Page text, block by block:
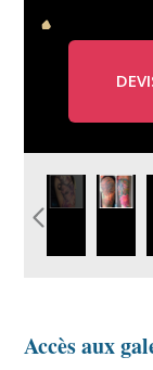
idee- image-
Accès aux